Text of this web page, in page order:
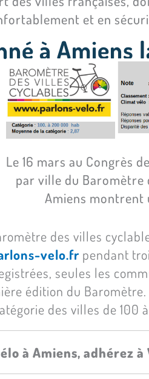
et en
à
Le 16 mars au Congrès
par ville du Baromètre
Amiens montrent
des villes
velo.frpendant
seules les
édition du
des villes de 100
à Amiens, adhérez à